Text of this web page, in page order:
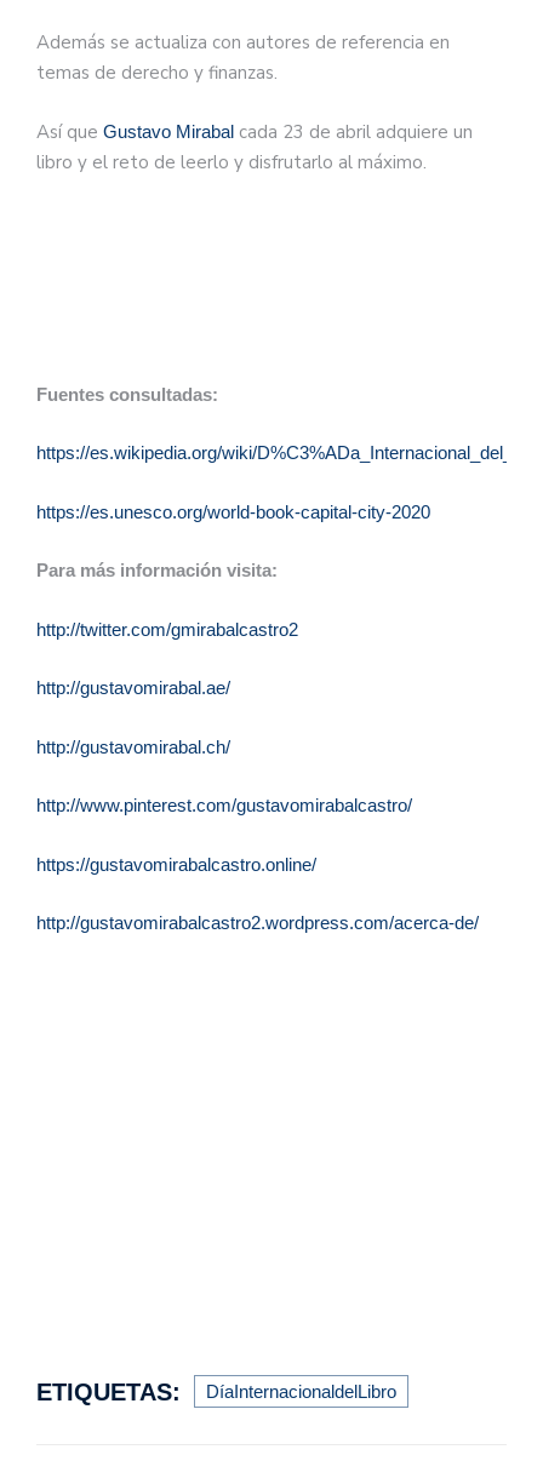
Además se actualiza con autores de referencia en
temas de derecho y finanzas.
Así que Gustavo Mirabal cada 23 de abril adquiere un
libro y el reto de leerlo y disfrutarlo al máximo.
Fuentes consultadas:
https://es.wikipedia.org/wiki/
https://es.unesco.org/world-book-capital-city-2020
Para más información visita:
http://twitter.com/gmirabalcastro2
http://gustavomirabal.ae/
http://gustavomirabal.ch/
http://www.pinterest.com/gustavomirabalcastro/
https://gustavomirabalcastro.online/
http://gustavomirabalcastro2.wordpress.com/acerca-de/
ETIQUETAS: DíaInternacionaldelLibro